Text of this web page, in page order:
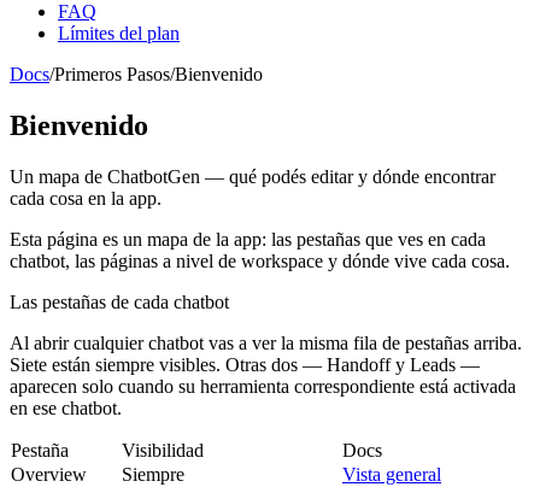
FAQ
Límites del plan
Docs/Primeros Pasos/Bienvenido
Bienvenido
Un mapa de ChatbotGen — qué podés editar y dónde encontrar
cada cosa en la app.
Esta página es un mapa de la app: las pestañas que ves en cada
chatbot, las páginas a nivel de workspace y dónde vive cada cosa.
Las pestañas de cada chatbot
Al abrir cualquier chatbot vas a ver la misma fila de pestañas arriba.
Siete están siempre visibles. Otras dos — Handoffy Leads —
aparecen solo cuando su herramienta correspondiente está activada
en ese chatbot.
Pestaña Visibilidad
Docs
Overview
Siempre
Vista general